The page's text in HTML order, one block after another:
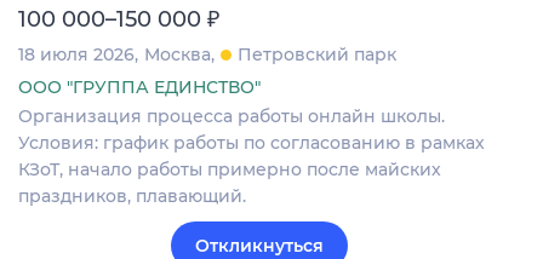
100 000–150 000 ₽
18 июля 2026 Москва
Петровский парк
ООО "ГРУППА ЕДИНСТВО"
Организация процесса работы онлайн школы.
Условия: график работы по согласованию в рамках
КЗоТ, начало работы примерно после майских
праздников, плавающий.
Откликнуться